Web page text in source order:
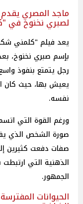
ماجد المصري
لصبري نخنوخ في
يعد فيلم "كلمني
بٳسم صبري نخنوخ،
رجل يتمتع بنفوذ
يعيش بها، حيث كان
نفسه.
ورغم القوة التي
صورة الشخص الذي
صفات دفعت كثيرين
الذهنية التي
الجمهور.
الحيوانات